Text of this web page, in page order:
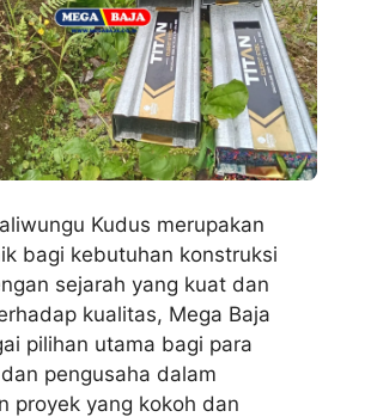
Kudus merupakan
bagi kebutuhan konstruksi
sejarah yang kuat dan
kualitas, Mega Baja
pilihan utama bagi para
pengusaha dalam
proyek yang kokoh dan